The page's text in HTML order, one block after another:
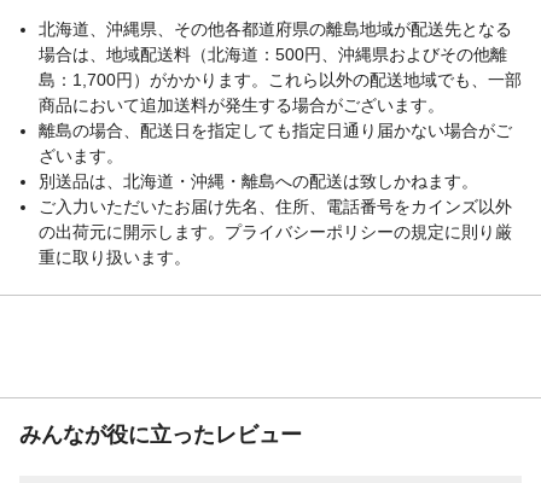
北海道、沖縄県、その他各都道府県の離島地域が配送先となる
場合は、地域配送料（北海道：500円、沖縄県およびその他離
島：1,700円）がかかります。これら以外の配送地域でも、一部
商品において追加送料が発生する場合がございます。
離島の場合、配送日を指定しても指定日通り届かない場合がご
ざいます。
別送品は、北海道・沖縄・離島への配送は致しかねます。
ご入力いただいたお届け先名、住所、電話番号をカインズ以外
の出荷元に開示します。プライバシーポリシーの規定に則り厳
重に取り扱います。
みんなが役に立ったレビュー